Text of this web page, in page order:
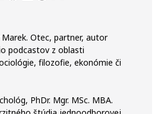
Otec, partner, autor
podcastov z oblasti
filozofie, ekonómie či
PhDr. Mgr. MSc. MBA.